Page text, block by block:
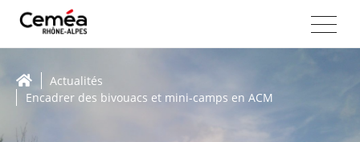
Actualités
Encadrer des bivouacs et mini-camps en ACM